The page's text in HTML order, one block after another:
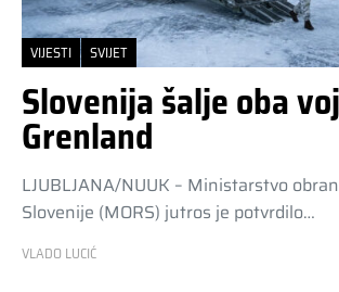
VIJESTI SVIJET
Slovenija šalje oba
Grenland
LJUBLJANA/NUUK – Ministarstvo
Slovenije (MORS) jutros je potvrdilo…
VLADO LUCIĆ